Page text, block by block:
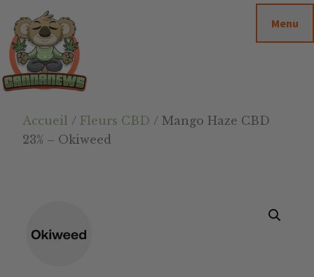
contenu
principal
barre
latérale
principale
footer
Cannanews.fr
Menu
Accueil / Fleurs CBD / Mango Haze CBD
23% – Okiweed